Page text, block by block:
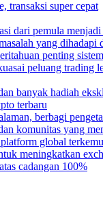
transaksi super cepat
dari pemula
yang dihadapi
penting
peluang trading
banyak hadiah
terbaru
berbagi
komunitas yang
global
meningkatkan
cadangan 100%